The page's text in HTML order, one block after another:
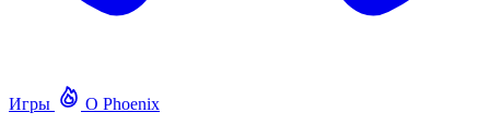
Игры О Phoenix